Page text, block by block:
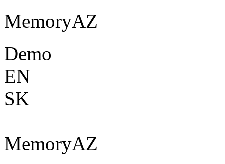
MemoryAZ
Demo
EN
SK
MemoryAZ